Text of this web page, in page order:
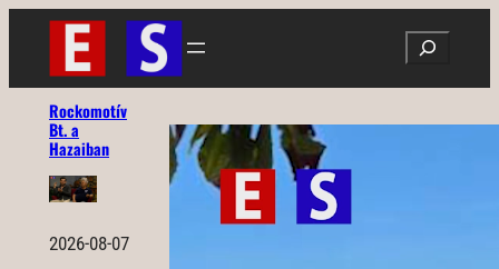
Ugrás
tartalomhoz
Search
Rockomotív
Bt. a
Hazaiban
2026-08-07